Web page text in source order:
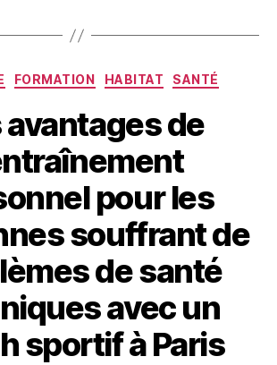
FORMATION HABITAT SANTÉ
avantages de
pour les
souffrant de
de santé
avec un
sportif à Paris